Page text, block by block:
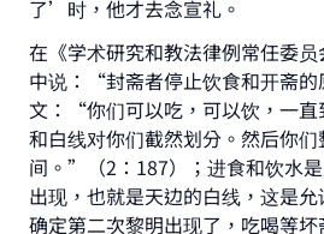
了’时，他才去念宣礼。
在《学术研究和教法律例常任委
中说：“封斋者停止饮食和开斋的
文：“你们可以吃，可以饮，一直
和白线对你们截然划分。然后你
间。”（2：187）；进食和饮水
出现，也就是天边的白线，这是
确定第二次黎明出现了，吃喝等
Make an impact on